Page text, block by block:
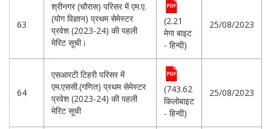
63
श्रीनगर (चौरास) परिसर में एम.ए.
(योग विज्ञान) प्रथम सेमेस्टर
प्रवेश (2023-24) की पहली
मेरिट सूची।
(2.21
मेगा बाइट
- हिन्दी)
25/08/2023
64
एसआरटी टिहरी परिसर में
एम.एससी.(गणित) प्रथम सेमेस्टर
प्रवेश (2023-24) की पहली
मेरिट सूची
(743.62
किलोबाइट
- हिन्दी)
25/08/2023